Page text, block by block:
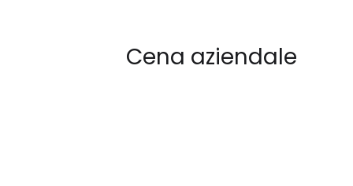
Cena aziendale